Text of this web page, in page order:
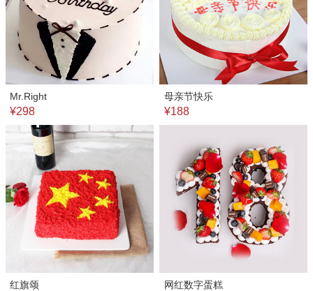
Mr.Right
¥298
母亲节快乐
¥188
红旗颂 网红数字蛋糕